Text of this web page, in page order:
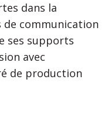
dans la
de communication
ses supports
avec
de production